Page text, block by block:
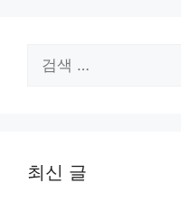
색:
최신 글